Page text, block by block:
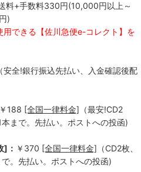
料+手数料330円(10,000円以上～
)
できる【佐川急便e-コレクト】を
安全!銀行振込先払い、入金確認後配
￥188 [全国一律料金] （最安!CD2
まで。先払い。ポストへの投函)
]： ￥370 [全国一律料金] （CD2枚、
。先払い。ポストへの投函)